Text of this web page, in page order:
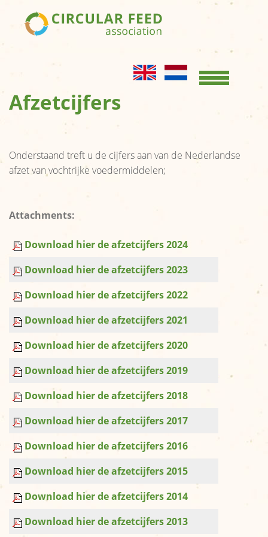
Home
KENNISBANK
Opslag en
Productbladen
OVER ONS
Leden
Organisatie
Reikwijdte
Nieuws
Afzetcijfers
Nieuws
Links
Afzetcijfers
Onderstaand treft u de cijfers aan van de Nederlandse
afzet van vochtrijke voedermiddelen;
Attachments:
Download hier de afzetcijfers 2024
Download hier de afzetcijfers 2023
Download hier de afzetcijfers 2022
Download hier de afzetcijfers 2021
Download hier de afzetcijfers 2020
Download hier de afzetcijfers 2019
Download hier de afzetcijfers 2018
Download hier de afzetcijfers 2017
Download hier de afzetcijfers 2016
Download hier de afzetcijfers 2015
Download hier de afzetcijfers 2014
Download hier de afzetcijfers 2013